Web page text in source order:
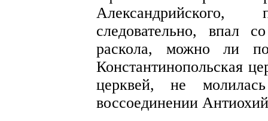
следовательно, впал
раскола, можно ли
Константинопольская
церквей, не
воссоединении